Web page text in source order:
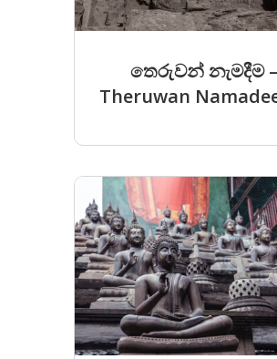
තෙරුවන් නැමදීම –
Theruwan